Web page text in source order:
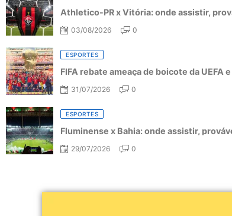
Athletico-PR x Vitória: onde assistir,
03/08/2026 0
ESPORTES
FIFA rebate ameaça de boicote da UEFA
31/07/2026 0
ESPORTES
Fluminense x Bahia: onde assistir,
29/07/2026 0